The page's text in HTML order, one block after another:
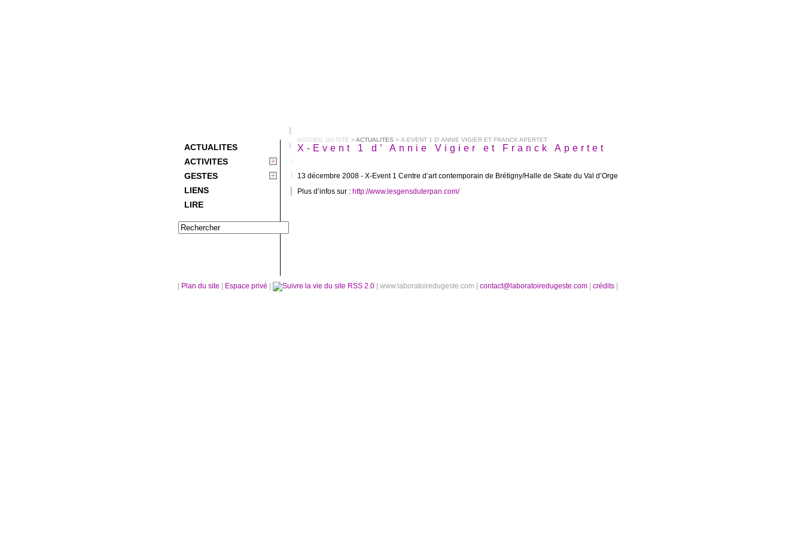
ACTUALITES
ACTIVITES
GESTES
LIENS
LIRE
ACCUEIL DU SITE >ACTUALITES > X-EVENT 1 D’ ANNIE VIGIER ET FRANCK APERTET
X-Event 1 d’ Annie Vigier et Franck Apertet
13 décembre 2008 - X-Event 1 Centre d’art contemporain de Brétigny/Halle de Skate du Val d’Orge
Plus d’infos sur : http://www.lesgensduterpan.com/
Plan du site Espace privé RSS 2.0 | www.laboratoiredugeste.com | contact@laboratoiredugeste.com crédits